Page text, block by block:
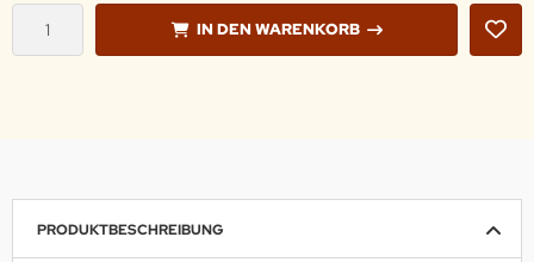
IN DEN WARENKORB
PRODUKTBESCHREIBUNG